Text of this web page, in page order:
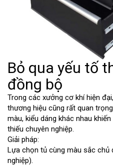
Bỏ qua yếu tố
đồng bộ
Trong các xưởng cơ khí hiện
thương hiệu cũng rất quan
màu, kiểu dáng khác nhau
thiếu chuyên nghiệp.
Giải pháp:
Lựa chọn tủ cùng màu sắc
nghiệp).